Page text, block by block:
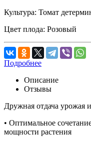
Культура: Томат
Цвет плода: Розовый
Подробнее
Описание
Отзывы
Дружная отдача урожая
• Оптимальное
мощности растения